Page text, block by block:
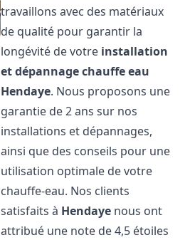
travaillons avec des matériaux
de qualité pour garantir la
longévité de votre installation
et dépannage chauffe eau
Hendaye. Nous proposons une
garantie de 2 ans sur nos
installations et dépannages,
ainsi que des conseils pour une
utilisation optimale de votre
chauffe-eau. Nos clients
satisfaits à Hendaye nous ont
attribué une note de 4,5 étoiles